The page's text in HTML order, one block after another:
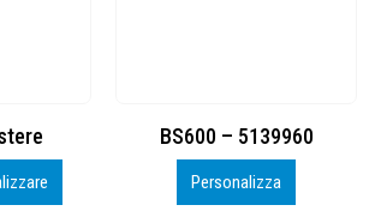
Toppe ricamate in HD
Personalizza